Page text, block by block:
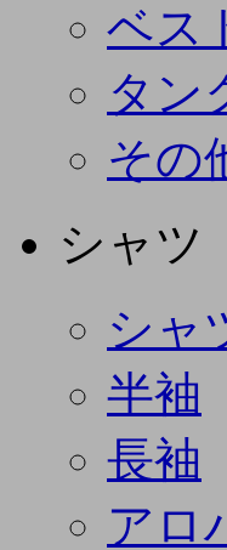
ベス
タン
その
シャツ
シャ
半袖
長袖
アロ